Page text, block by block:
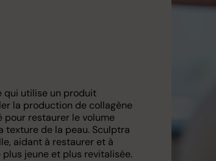
qui utilise un produit
la production de collagène
restaurer le volume
texture de la peau. Sculptra
aidant à restaurer et à
jeune et plus revitalisée.